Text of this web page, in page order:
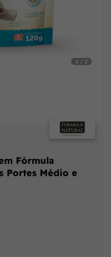
1 / 2
Fórmula
Portes Médio e